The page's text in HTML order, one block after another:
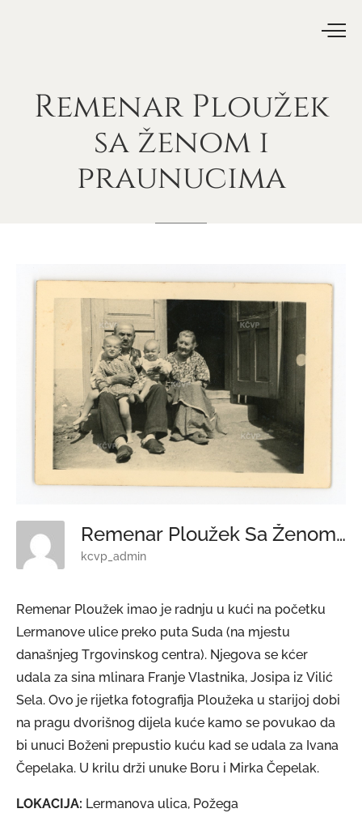
Remenar Ploužek
sa ženom i
praunucima
Remenar Ploužek Sa Ženom I Praunucima
kcvp_admin
Remenar Ploužek imao je radnju u kući na početku
Lermanove ulice preko puta Suda (na mjestu
današnjeg Trgovinskog centra). Njegova se kćer
udala za sina mlinara Franje Vlastnika, Josipa iz Vilić
Sela. Ovo je rijetka fotografija Ploužeka u starijoj dobi
na pragu dvorišnog dijela kuće kamo se povukao da
bi unuci Boženi prepustio kuću kad se udala za Ivana
Čepelaka. U krilu drži unuke Boru i Mirka Čepelak.
LOKACIJA: Lermanova ulica, Požega